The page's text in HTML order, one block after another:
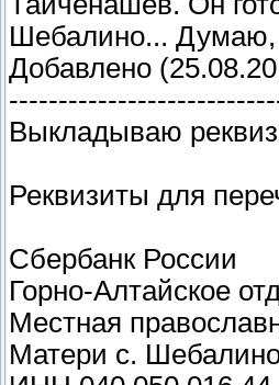
Шебалино... Думаю,
Добавлено
Выкладываю
Реквизиты для
Сбербанк России
Горно-Алтайское
Местная
Матери с.